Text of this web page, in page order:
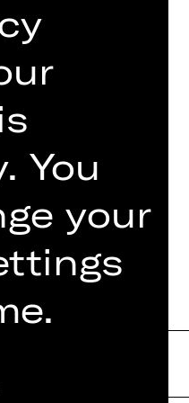
als
und Dance
You
your